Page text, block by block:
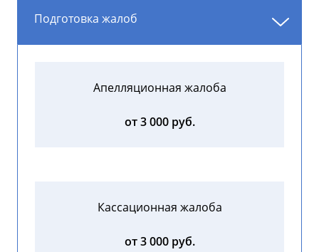
Подготовка жалоб
Апелляционная жалоба
от 3 000 руб.
Кассационная жалоба
от 3 000 руб.